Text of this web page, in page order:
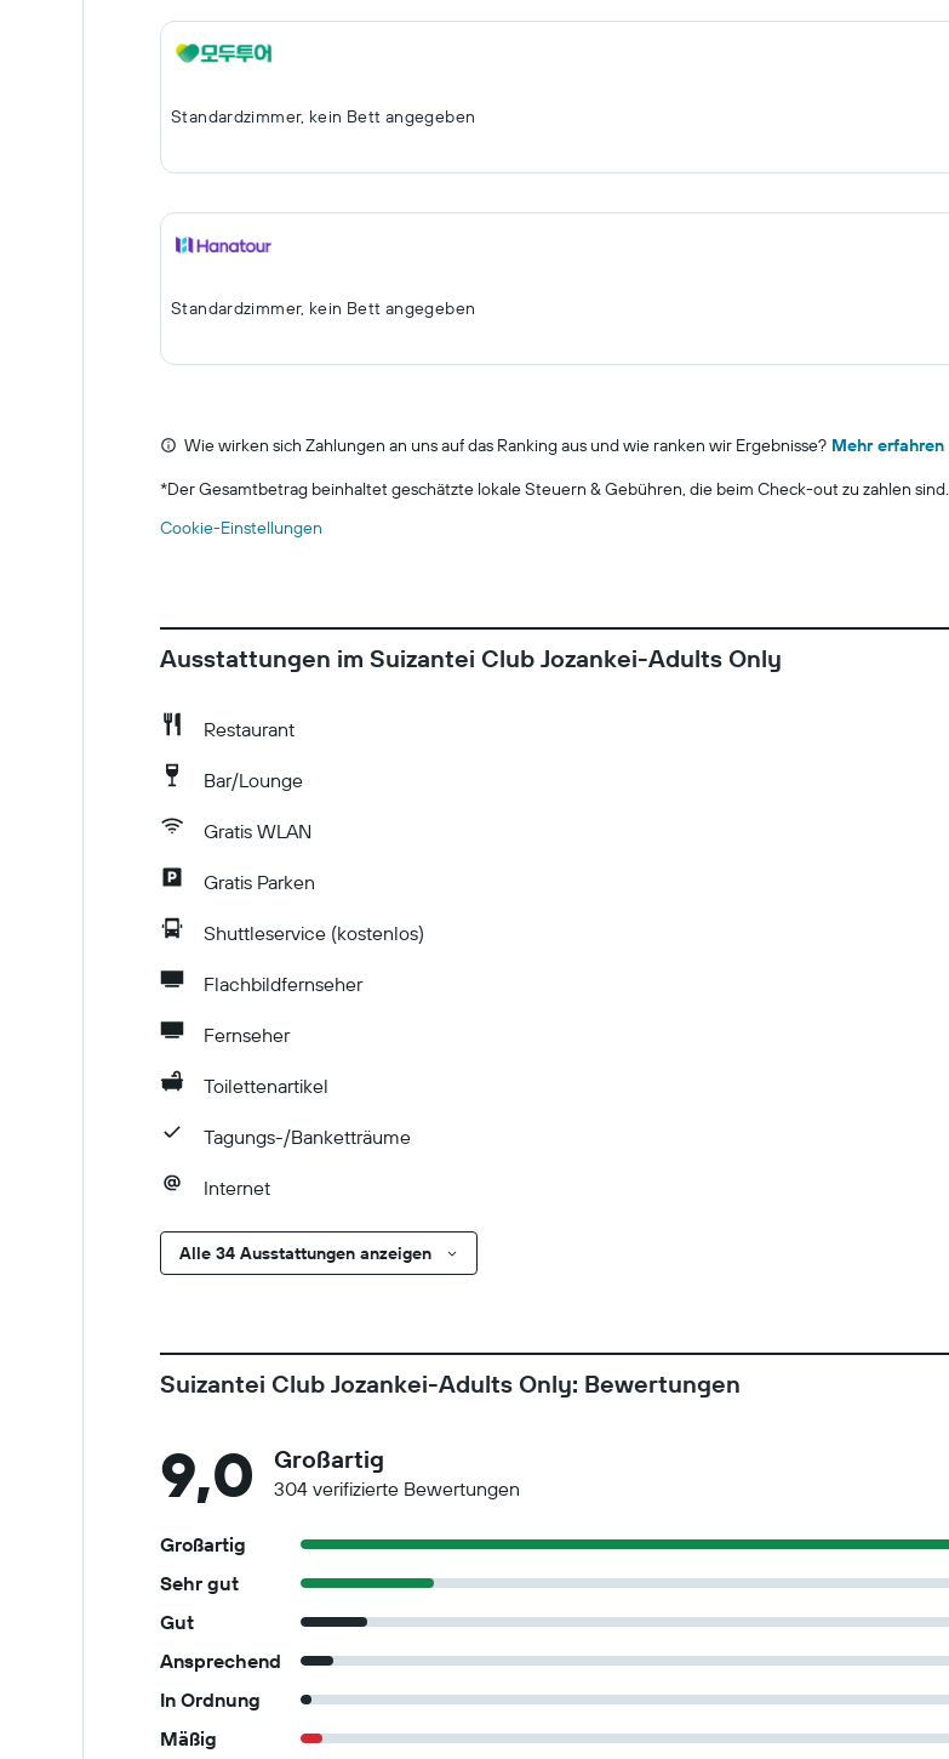
Standardzimmer, kein Bett angegeben
Standardzimmer, kein Bett angegeben
Wie wirken sich Zahlungen an uns auf das Ranking aus und wie ranken wir Ergebnisse? Mehr erfahren
*Der Gesamtbetrag beinhaltet geschätzte lokale Steuern & Gebühren, die beim Check-out zu zahlen sind.
Cookie-Einstellungen
Ausstattungen im Suizantei Club Jozankei-Adults Only
Restaurant
Bar/Lounge
Gratis WLAN
Gratis Parken
Shuttleservice (kostenlos)
Flachbildfernseher
Fernseher
Toilettenartikel
Tagungs-/Banketträume
Internet
Alle 34 Ausstattungen anzeigen
Suizantei Club Jozankei-Adults Only: Bewertungen
9,0 Großartig
304 verifizierte Bewertungen
Großartig
Sehr gut
Gut
Ansprechend
In Ordnung
Mäßig